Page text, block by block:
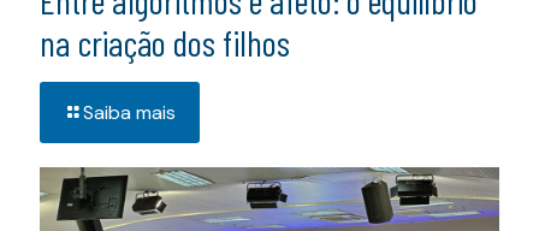
na criação dos filhos
Saiba mais